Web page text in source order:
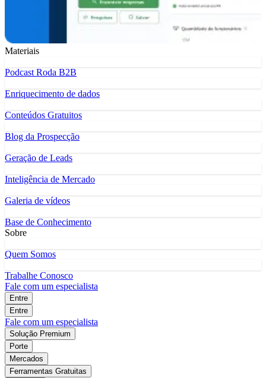
Materiais
Podcast Roda B2B
Enriquecimento de dados
Conteúdos Gratuitos
Blog da Prospecção
Geração de Leads
Inteligência de Mercado
Galeria de vídeos
Base de Conhecimento
Sobre
Quem Somos
Trabalhe Conosco
Fale com um especialista
Entre
Entre
Fale com um especialista
Solução Premium
Porte
Mercados
Ferramentas Gratuitas